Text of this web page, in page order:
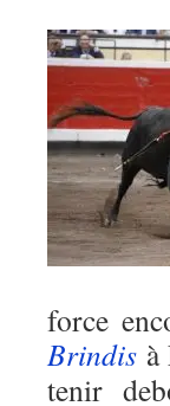
force
Brindis
tenir